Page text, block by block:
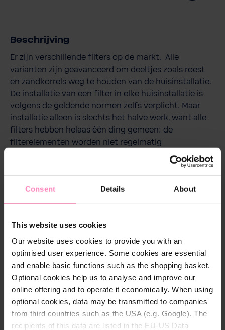
Consent Details About
This website uses cookies
Our website uses cookies to provide you with an
optimised user experience. Some cookies are essential
and enable basic functions such as the shopping basket.
Optional cookies help us to analyse and improve our
online offering and to operate it economically. When using
optional cookies, data may be transmitted to companies
from third countries such as the USA (e.g. Google). The
recipients of this data are listed in the EU-US Data
Beschrijving
Er zijn verschillende filters op de markt. Alle
varianten zijn geavanceerd om deeltjes zoals roest
en zandkorrels weg te houden van de huisinstallatie.
De installatie van een filter in elke huisinstallatie is
volgens de geldende normen zelfs verplicht. Maar
installatie alleen is slechts het halve werk, want alle
filters hebben helaas één ding gemeen: de
filterelementen worden niet regelmatig
teruggespoeld of vervangen omdat dat vaak te
ingewikkeld is. En dat is een groot probleem voor de
hygiëne van drinkwaterleidingen.
BWT heeft hier een ingenieuze oplossing voor
beschermingsfilter met innovatieve comfort- en
hygiënevoordelen. Het vervangen van de
hygiënekluis (dit is de filtercup met het
filterelement) is dusdanig eenvoudig dat de
consument dit zelf in slechts enkele seconden kan
doen.
Ontgrendel de veiligheidspal en sluit zo
tegelijkertijd het water af
Trek de hendel omhoog, en de hygiënekluis